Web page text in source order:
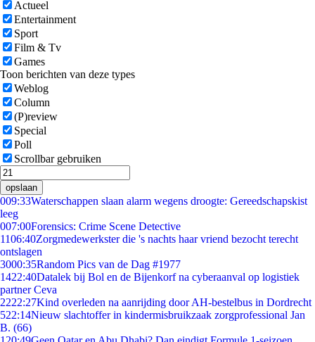
Actueel
Entertainment
Sport
Film & Tv
Games
Toon berichten van deze types
Weblog
Column
(P)review
Special
Poll
Scrollbar gebruiken
opslaan
009:33Waterschappen slaan alarm wegens droogte: Gereedschapskist
leeg
007:00Forensics: Crime Scene Detective
1106:40Zorgmedewerkster die 's nachts haar vriend bezocht terecht
ontslagen
3000:35Random Pics van de Dag #1977
1422:40Datalek bij Bol en de Bijenkorf na cyberaanval op logistiek
partner Ceva
2222:27Kind overleden na aanrijding door AH-bestelbus in Dordrecht
522:14Nieuw slachtoffer in kindermisbruikzaak zorgprofessional Jan
B. (66)